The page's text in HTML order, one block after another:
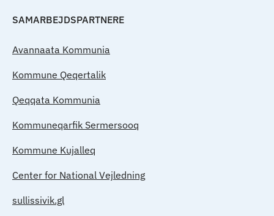
SAMARBEJDSPARTNERE
Avannaata Kommunia
Kommune Qeqertalik
Qeqqata Kommunia
Kommuneqarfik Sermersooq
Kommune Kujalleq
Center for National Vejledning
sullissivik.gl